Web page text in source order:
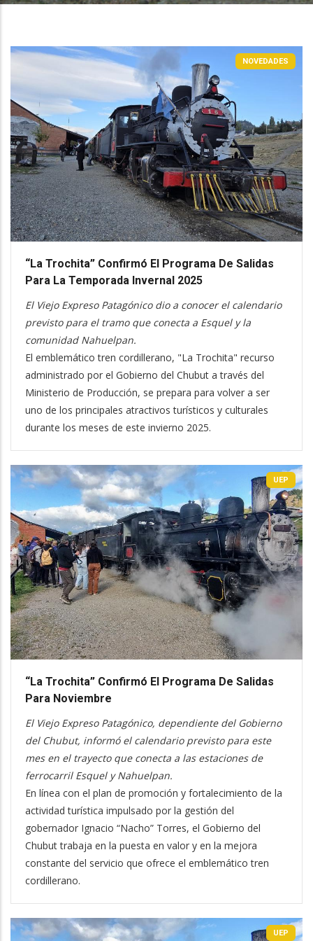
NOVEDADES
“La Trochita” Confirmó El Programa De Salidas
Para La Temporada Invernal 2025
El Viejo Expreso Patagónico dio a conocer el calendario
previsto para el tramo que conecta a Esquel y la
comunidad Nahuelpan.
El emblemático tren cordillerano, "La Trochita" recurso
administrado por el Gobierno del Chubut a través del
Ministerio de Producción, se prepara para volver a ser
uno de los principales atractivos turísticos y culturales
durante los meses de este invierno 2025.
UEP
“La Trochita” Confirmó El Programa De Salidas
Para Noviembre
El Viejo Expreso Patagónico, dependiente del Gobierno
del Chubut, informó el calendario previsto para este
mes en el trayecto que conecta a las estaciones de
ferrocarril Esquel y Nahuelpan.
En línea con el plan de promoción y fortalecimiento de la
actividad turística impulsado por la gestión del
gobernador Ignacio “Nacho” Torres, el Gobierno del
Chubut trabaja en la puesta en valor y en la mejora
constante del servicio que ofrece el emblemático tren
cordillerano.
UEP